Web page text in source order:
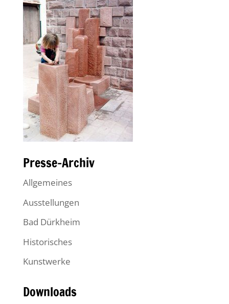
Presse-Archiv
Allgemeines
Ausstellungen
Bad Dürkheim
Historisches
Kunstwerke
Downloads